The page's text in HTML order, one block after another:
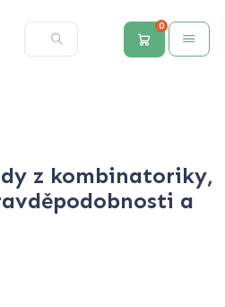
0
z kombinatoriky,
a